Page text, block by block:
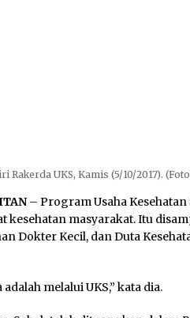
UKS, Kamis (5/10/2017).
– Program Usaha
kesehatan masyarakat. Itu
Dokter Kecil, dan Duta
melalui UKS,” kata dia.